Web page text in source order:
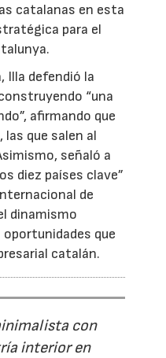
catalanas en esta
para el
Illa defendió la
“una
afirmando que
que salen al
señaló a
diez países clave”
de
dinamismo
que
catalán.
con
interior en